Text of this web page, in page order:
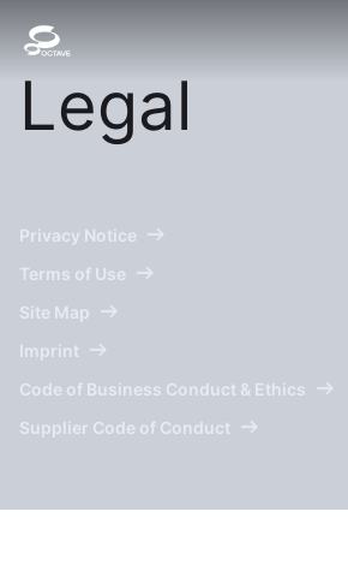
Legal
Privacy Notice
Terms of Use
Site Map
Imprint
Code of Business Conduct & Ethics
Supplier Code of Conduct